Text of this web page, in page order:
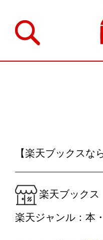
【楽天ブックスな
楽天ブックス
楽天ジャンル：本